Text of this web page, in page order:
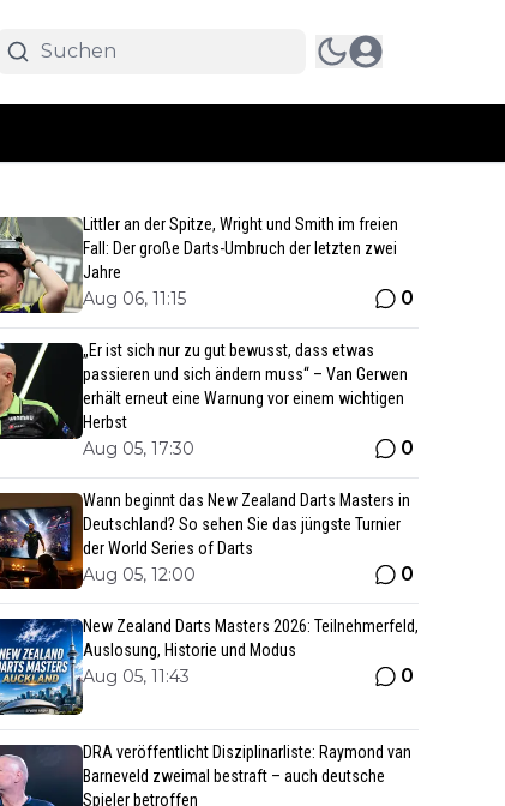
Littler an der Spitze, Wright und Smith im freien
Fall: Der große Darts-Umbruch der letzten zwei
Jahre
Aug 06, 11:15 0
„Er ist sich nur zu gut bewusst, dass etwas
passieren und sich ändern muss“ – Van Gerwen
erhält erneut eine Warnung vor einem wichtigen
Herbst
Aug 05, 17:30 0
Wann beginnt das New Zealand Darts Masters in
Deutschland? So sehen Sie das jüngste Turnier
der World Series of Darts
Aug 05, 12:00 0
New Zealand Darts Masters 2026: Teilnehmerfeld,
Auslosung, Historie und Modus
Aug 05, 11:43 0
DRA veröffentlicht Disziplinarliste: Raymond van
Barneveld zweimal bestraft – auch deutsche
Spieler betroffen